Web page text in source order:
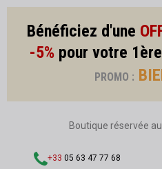
Bénéficiez d'une
-5% pour votre
PROMO :
Boutique réservée
+33 05 63 47 77 68